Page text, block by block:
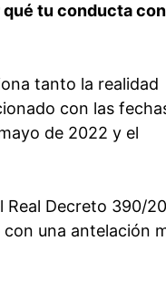
qué tu conducta
tanto la realidad
con las
de 2022 y el
Decreto 390/
una antelación